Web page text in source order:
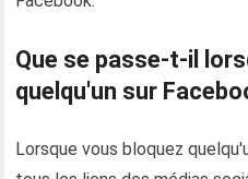
Que se passe-t-il
quelqu'un sur
Lorsque vous bloquez